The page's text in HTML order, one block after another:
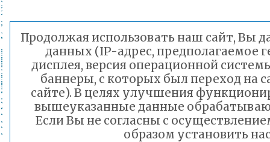
Эти встречи
формальность,
признательности.
Продолжая использовать наш сайт, Вы
данных (IP-адрес, предполагаемое
дисплея, версия операционной
баннеры, с которых был переход на
сайте). В целях улучшения
вышеуказанные данные
Если Вы не согласны с
образом установить